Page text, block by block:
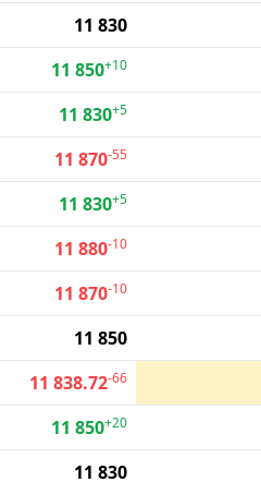
11 830
11 850+10
11 830+5
11 870-55
11 830+5
11 880-10
11 870-10
11 850
11 838.72-66
11 850+20
11 830